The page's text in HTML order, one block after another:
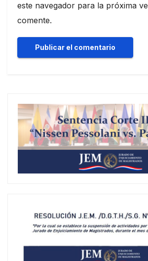
este navegador para la próxima
comente.